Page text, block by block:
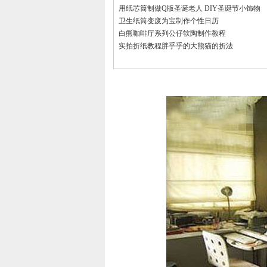
用纸芯筒制做Q版圣诞老人 DIY圣诞节小饰物
卫生纸筒变废为宝制作个性日历
白熊咖啡厅系列公仔软陶制作教程
实拍折纸教程胖乎乎的大熊猫的折法